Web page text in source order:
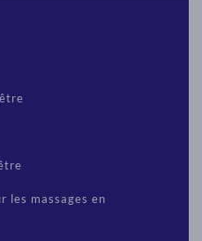
les massages en